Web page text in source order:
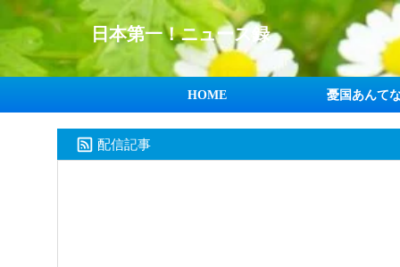
日本第一！ニュース録
HOME 憂国あんて
配信記事